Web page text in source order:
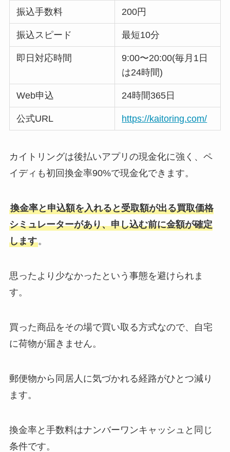
振込手数料 200円
振込スピード 最短10分
即日対応時間
9:00〜20:00(毎月1日
は24時間)
Web申込 24時間365日
公式URL https://kaitoring.com/
カイトリングは後払いアプリの現金化に強く、ペ
イディも初回換金率90%で現金化できます。
換金率と申込額を入れると受取額が出る買取価格
シミュレーターがあり、申し込む前に金額が確定
します。
思ったより少なかったという事態を避けられま
す。
買った商品をその場で買い取る方式なので、自宅
に荷物が届きません。
郵便物から同居人に気づかれる経路がひとつ減り
ます。
換金率と手数料はナンバーワンキャッシュと同じ
条件です。